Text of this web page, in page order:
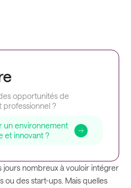
opportunités de
?
un environnement
et innovant ?
jours nombreux à vouloir intégrer
ou des start-ups. Mais quelles